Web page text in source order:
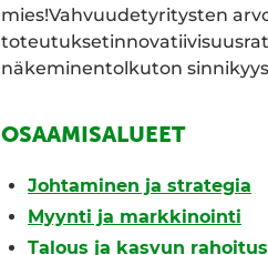
mies!Vahvuudetyritysten
näkeminentolkuton sinnikyys
OSAAMISALUEET
Johtaminen ja strategia
Myynti ja markkinointi
Talous ja kasvun rahoitus